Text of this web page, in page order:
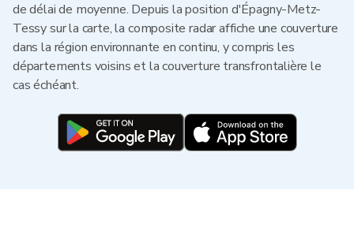
de délai de moyenne. Depuis la position d'Épagny-Metz-
Tessy sur la carte, la composite radar affiche une couverture
dans la région environnante en continu, y compris les
départements voisins et la couverture transfrontalière le
cas échéant.